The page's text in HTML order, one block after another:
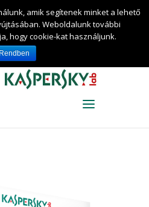
biztonságtechnikai és
30 for KAV 0-24 (+36 30 4
kaspersky@daemia.hu
0 termék
amik segítenek minket a lehető
Weboldalunk további
hogy cookie-kat használjunk.
Rendben